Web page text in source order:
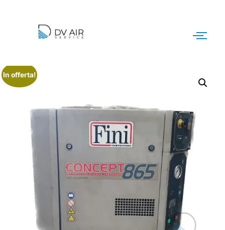
In offerta!